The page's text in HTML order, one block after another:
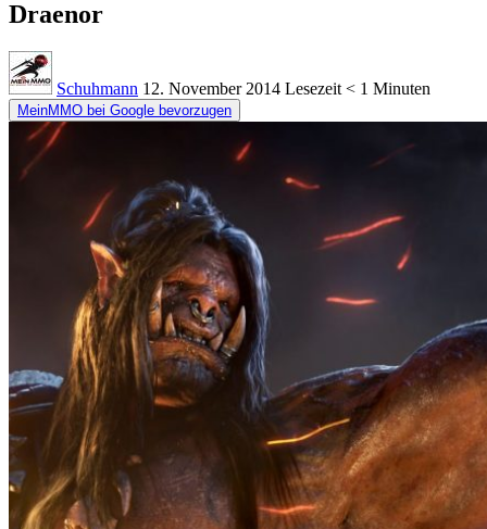
Draenor
Schuhmann 12. November 2014 Lesezeit < 1 Minuten
MeinMMO bei Google bevorzugen